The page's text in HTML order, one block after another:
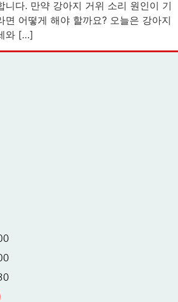
니다. 만약 강아지 거위 소리 원인이 기
면 어떻게 해야 할까요? 오늘은 강아지
와 […]